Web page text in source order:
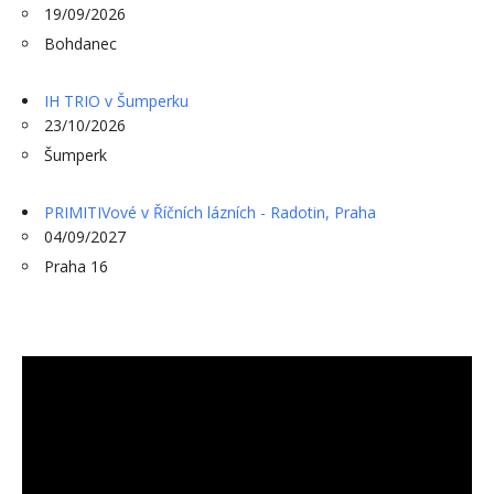
19/09/2026
Bohdanec
IH TRIO v Šumperku
23/10/2026
Šumperk
PRIMITIVové v Říčních lázních - Radotin, Praha
04/09/2027
Praha 16